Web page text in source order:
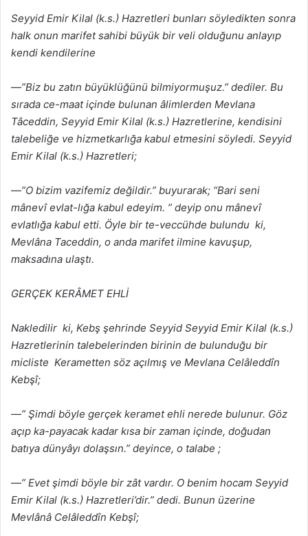
Seyyid Emir Kilal (k.s.) Hazretleri bunları söyledikten sonra
halk onun marifet sahibi büyük bir veli olduğunu anlayıp
kendi kendilerine
—”Biz bu zatın büyüklüğünü bilmiyormuşuz.” dediler. Bu
sırada ce-maat içinde bulunan âlimlerden Mevlana
Tâceddin, Seyyid Emir Kilal (k.s.) Hazretlerine, kendisini
talebeliğe ve hizmetkarlığa kabul etmesini söyledi. Seyyid
Emir Kilal (k.s.) Hazretleri;
—”O bizim vazifemiz değildir.” buyurarak; “Bari seni
mânevî evlat-lığa kabul edeyim. ” deyip onu mânevî
evlatlığa kabul etti. Öyle bir te-veccühde bulundu ki,
Mevlâna Taceddin, o anda marifet ilmine kavuşup,
maksadına ulaştı.
GERÇEK KERÂMET EHLİ
Nakledilir ki, Kebş şehrinde Seyyid Seyyid Emir Kilal (k.s.)
Hazretlerinin talebelerinden birinin de bulunduğu bir
micliste Kerametten söz açılmış ve Mevlana Celâleddîn
Kebşî;
—” Şimdi böyle gerçek keramet ehli nerede bulunur. Göz
açıp ka-payacak kadar kısa bir zaman içinde, doğudan
batıya dünyâyı dolaşsın.” deyince, o talabe ;
—” Evet şimdi böyle bir zât vardır. O benim hocam Seyyid
Emir Kilal (k.s.) Hazretleri’dir.” dedi. Bunun üzerine
Mevlânâ Celâleddîn Kebşî;